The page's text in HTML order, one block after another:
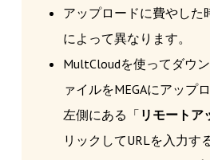
アップロードに費やした
によって異なります。
MultCloudを使ってダウ
ァイルをMEGAにアップ
左側にある「 リモートア
リックしてURLを入力す